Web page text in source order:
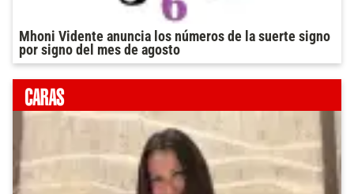
Mhoni Vidente anuncia los números de la suerte signo
por signo del mes de agosto